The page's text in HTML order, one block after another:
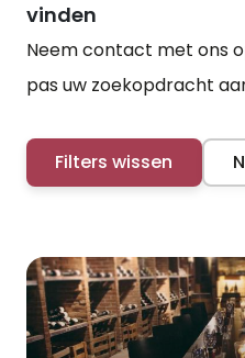
vinden
Neem contact met ons
pas uw zoekopdracht
Filters wissen